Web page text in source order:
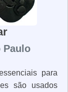
Paulo
para
são usados